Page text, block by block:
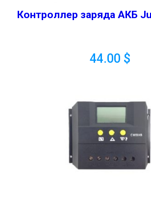
Контроллер заряда АКБ
44.00 $